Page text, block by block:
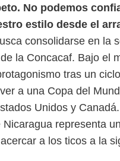
No podemos
estilo desde el
consolidarse en la
la Concacaf. Bajo el
tras un
a una Copa del
Unidos y Canadá.
Nicaragua representa
a los ticos a la